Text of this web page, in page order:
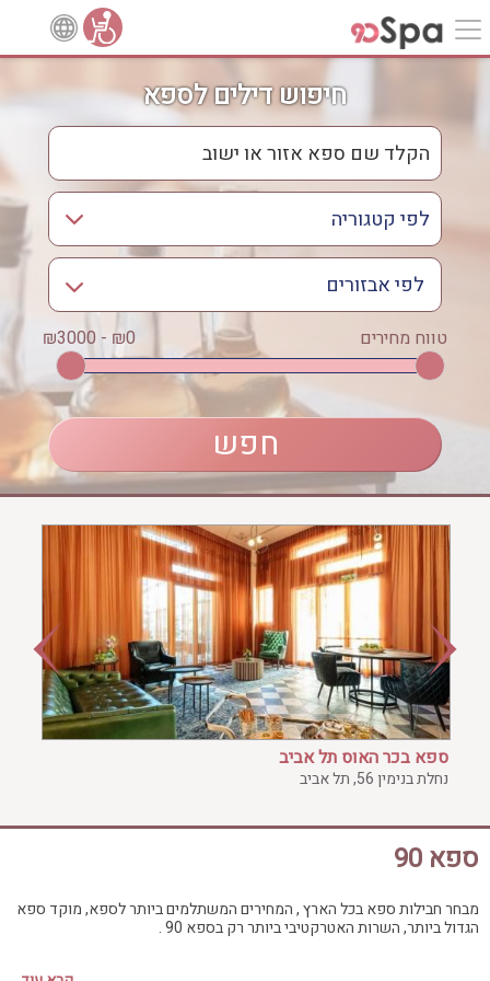
חיפוש דילים לספא
לפי אבזורים
אירוודה
בריכה מחוממת
ג'קוזי
חדר כושר
חמאם טורקי
טיפול במים
טיפול קלאסי
טיפולי קוסמטיקה
סאונה רטובה
סאונה יבשה
סוויטה
עיסוי אבנים חמות
עיסוי תאילנדי
אישור טווח מחירים ₪0 - ₪3000
ספא בכר האוס תל אביב
נחלת בנימין 56, תל אביב
ספא 90
מבחר חבילות ספא בכל הארץ , המחירים המשתלמים ביותר לספא, מוקד ספא
הגדול ביותר, השרות האטרקטיבי ביותר רק בספא 90 .